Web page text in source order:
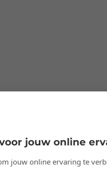
jouw online
jouw online ervaring te